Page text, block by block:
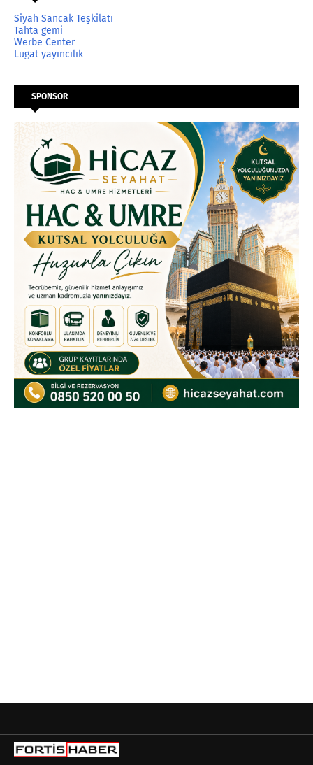
Siyah Sancak Teşkilatı
Tahta gemi
Werbe Center
Lugat yayıncılık
SPONSOR